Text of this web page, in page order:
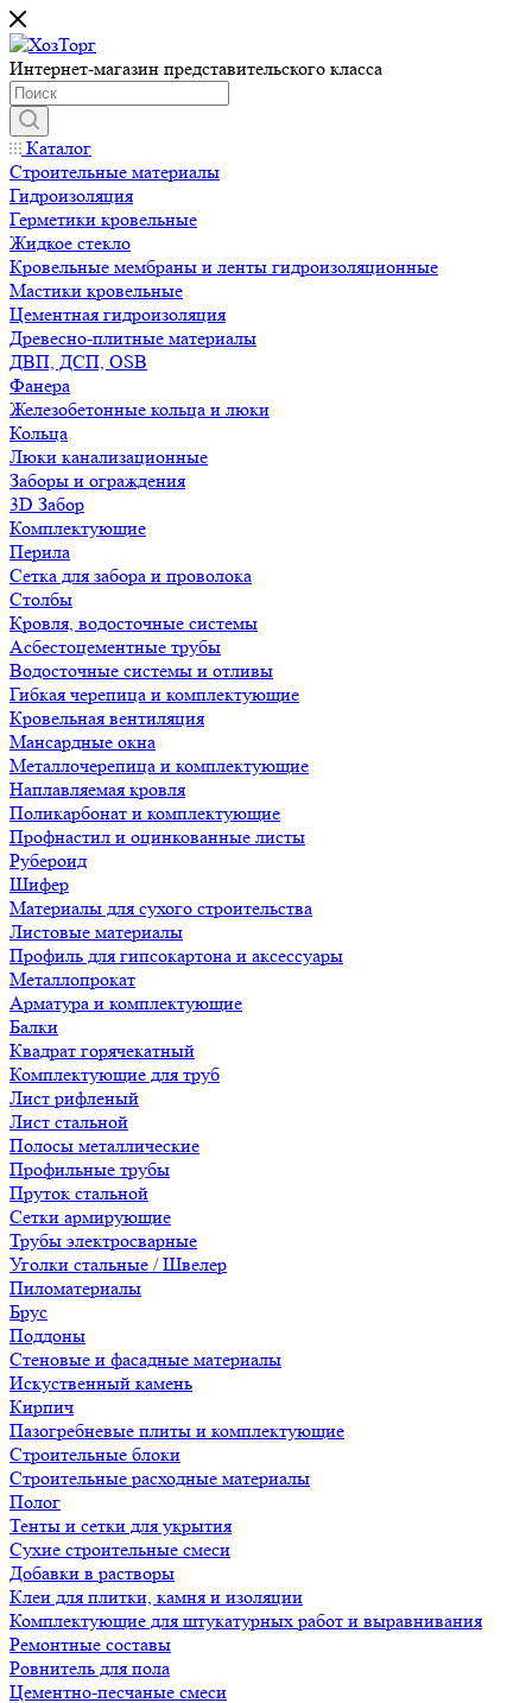
Интернет-магазин представительского класса
Каталог
Строительные материалы
Гидроизоляция
Герметики кровельные
Жидкое стекло
Кровельные мембраны и ленты гидроизоляционные
Мастики кровельные
Цементная гидроизоляция
Древесно-плитные материалы
ДВП, ДСП, OSB
Фанера
Железобетонные кольца и люки
Кольца
Люки канализационные
Заборы и ограждения
3D Забор
Комплектующие
Перила
Сетка для забора и проволока
Столбы
Кровля, водосточные системы
Асбестоцементные трубы
Водосточные системы и отливы
Гибкая черепица и комплектующие
Кровельная вентиляция
Мансардные окна
Металлочерепица и комплектующие
Наплавляемая кровля
Поликарбонат и комплектующие
Профнастил и оцинкованные листы
Рубероид
Шифер
Материалы для сухого строительства
Листовые материалы
Профиль для гипсокартона и аксессуары
Металлопрокат
Арматура и комплектующие
Балки
Квадрат горячекатный
Комплектующие для труб
Лист рифленый
Лист стальной
Полосы металлические
Профильные трубы
Пруток стальной
Сетки армирующие
Трубы электросварные
Уголки стальные / Швелер
Пиломатериалы
Брус
Поддоны
Стеновые и фасадные материалы
Искуственный камень
Кирпич
Пазогребневые плиты и комплектующие
Строительные блоки
Строительные расходные материалы
Полог
Тенты и сетки для укрытия
Сухие строительные смеси
Добавки в растворы
Клеи для плитки, камня и изоляции
Комплектующие для штукатурных работ и выравнивания
Ремонтные составы
Ровнитель для пола
Цементно-песчаные смеси